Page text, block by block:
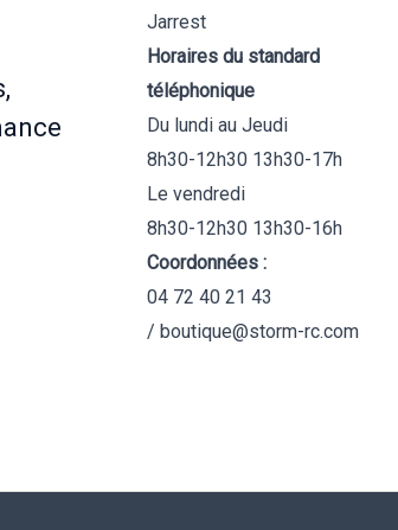
Jarrest
Horaires du standard
téléphonique
Du lundi au Jeudi
8h30-12h30 13h30-17h
Le vendredi
8h30-12h30 13h30-16h
Coordonnées :
04 72 40 21 43
/ boutique@storm-rc.com